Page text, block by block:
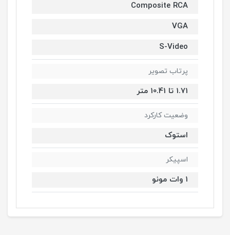
Composite RCA
VGA
S-Video
پرتاب تصویر
1.71 تا 10.41 متر
وضعیت کارکرد
استوک
اسپیکر
1 وات مونو